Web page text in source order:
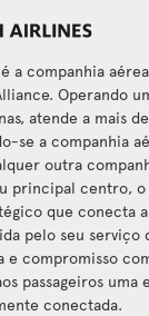
a companhia
Operando
atende a mais
se a companhia
outra
principal centro,
que conecta a
pelo seu serviço
e compromisso
passageiros uma
conectada.